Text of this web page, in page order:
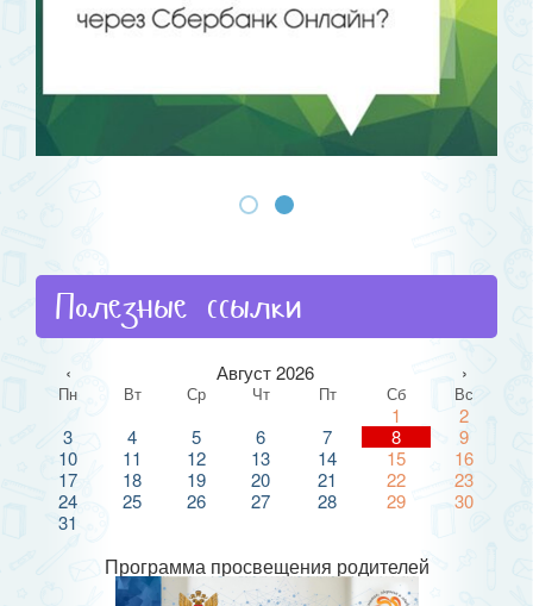
Полезные ссылки
‹ Август 2026 ›
Пн Вт Ср Чт Пт Сб Вс
1
2
3
4 5 6 7 8
9
10
11 12 13 14 15
16
17
18 19 20 21 22
23
24
25 26 27 28 29
30
31
Программа просвещения родителей